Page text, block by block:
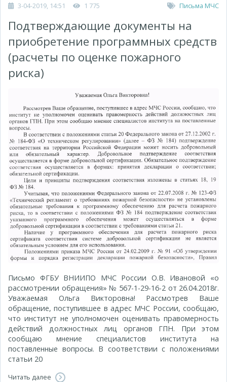
3-04-2019, 14:51 1 775 Письма МЧС
Подтверждающие документы на
приобретение программных средств
(расчеты по оценке пожарного
риска)
Письмо ФГБУ ВНИИПО МЧС России О.В. Ивановой «о
рассмотрении обращения» № 567-1-29-16-2 от 26.04.2018г.
Уважаемая Ольга Викторовна! Рассмотрев Ваше
обращение, поступившее в адрес МЧС России, сообщаю,
что институт не уполномочен оценивать правомерность
действий должностных лиц органов ГПН. При этом
сообщаю мнение специалистов института на
поставленные вопросы. В соответствии с положениями
статьи 20
Читать далее